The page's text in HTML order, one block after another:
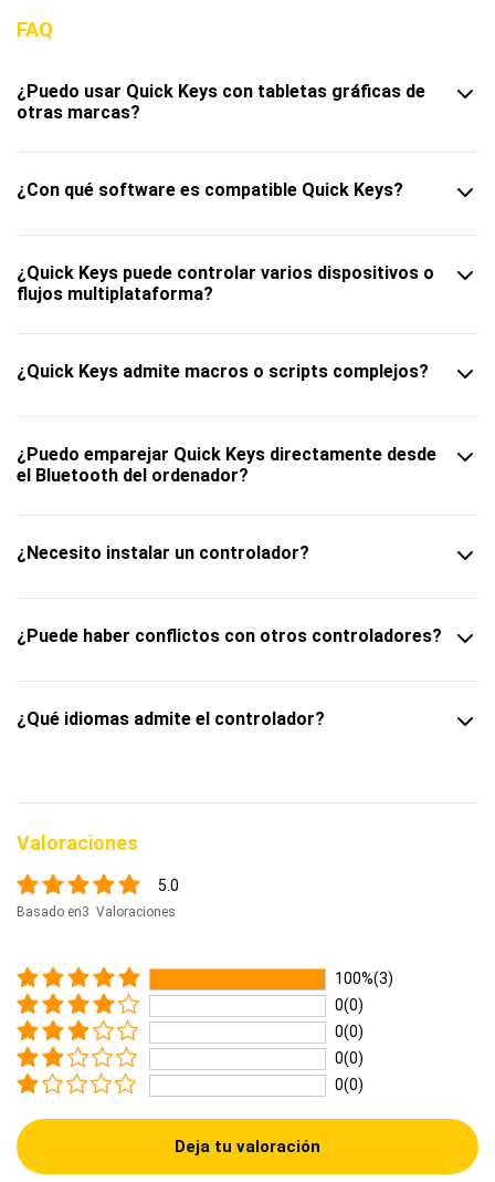
FAQ
¿Puedo usar Quick Keys con tabletas gráficas de
otras marcas?
¿Con qué software es compatible Quick Keys?
¿Quick Keys puede controlar varios dispositivos o
flujos multiplataforma?
¿Quick Keys admite macros o scripts complejos?
¿Puedo emparejar Quick Keys directamente desde
el Bluetooth del ordenador?
¿Necesito instalar un controlador?
¿Puede haber conflictos con otros controladores?
¿Qué idiomas admite el controlador?
Valoraciones
5.0
Basado en3 Valoraciones
100%(3)
0(0)
0(0)
0(0)
0(0)
Deja tu valoración